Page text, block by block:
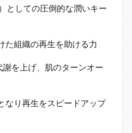
としての圧倒的な潤いキー
た組織の再生を助ける力
を上げ、肌のターンオー
なり再生をスピードアップ